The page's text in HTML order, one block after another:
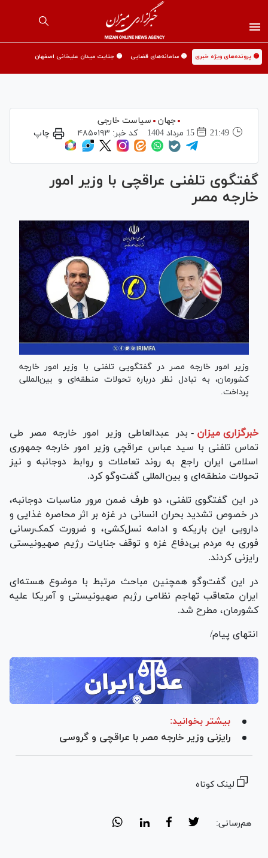
🟡 پرونده‌های ویژه خبری 🟡 سامانه‌های قضایی 🟡 جنایت میدان علیخانی اصفهان
جهان
سیاست خارجی
21:49
15 مرداد 1404 کد خبر: ۴۸۵۰۱۹۳ چاپ
گفتگوی تلفنی عراقچی با وزیر امور
خارجه مصر
وزیر امور خارجه مصر در گفتگویی تلفنی با وزیر امور خارجه
کشورمان، به تبادل نظر درباره تحولات منطقه‌ای و بین‌المللی
پرداخت.
خبرگزاری میزان - بدر عبدالعاطی وزیر امور خارجه مصر طی
تماس تلفنی با سید عباس عراقچی وزیر امور خارجه جمهوری
اسلامی ایران راجع به روند تعاملات و روابط دوجانبه و نیز
تحولات منطقه‌ای و بین‌المللی گفت‌و‌گو کرد.
در این گفتگوی تلفنی، دو طرف ضمن مرور مناسبات دوجانبه،
در خصوص تشدید بحران انسانی در غزه بر اثر محاصره غذایی و
دارویی این باریکه و ادامه نسل‌کشی، و ضرورت کمک‌رسانی
فوری به مردم بی‌دفاع غزه و توقف جنایات رژیم صهیونیستی
رایزنی کردند.
در این گفت‌و‌گو همچنین مباحث مرتبط با موضوع هسته‌ای
ایران متعاقب تهاجم نظامی رژبم صهیونیستی و آمریکا علیه
کشورمان، مطرح شد.
انتهای پیام/
بیشتر بخوانید:
رایزنی وزیر خارجه مصر با عراقچی و گروسی
لینک کوتاه
هم‌رسانی: